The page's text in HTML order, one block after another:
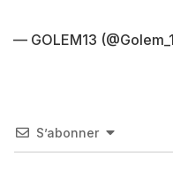
— GOLEM13
S’abonner